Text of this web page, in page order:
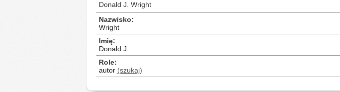
Donald J. Wright
Nazwisko
Wright
Imię
Donald J.
Role
autor (szukaj)